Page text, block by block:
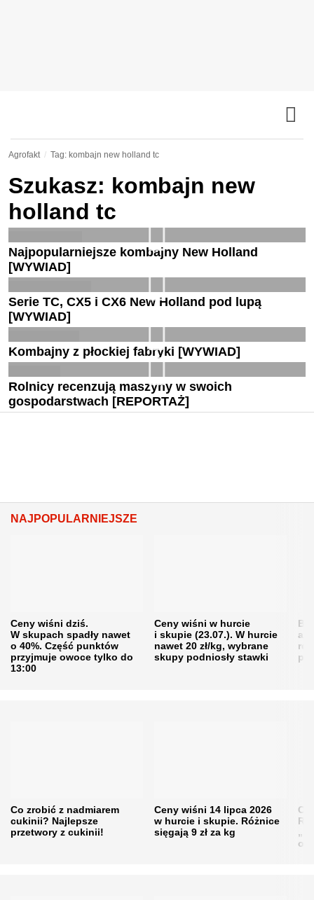
Agrofakt Tag: kombajn new holland tc
Szukasz: kombajn new
holland tc
Najpopularniejsze kombajny New Holland
[WYWIAD]
Serie TC, CX5 i CX6 New Holland pod lupą
[WYWIAD]
Kombajny z płockiej fabryki [WYWIAD]
Rolnicy recenzują maszyny w swoich
gospodarstwach [REPORTAŻ]
NAJPOPULARNIEJSZE
Ceny wiśni dziś.
W skupach spadły nawet
o 40%. Część punktów
przyjmuje owoce tylko do
13:00
Ceny wiśni w hurcie
i skupie (23.07.). W hurcie
nawet 20 zł/kg, wybrane
skupy podniosły stawki
Co zrobić z nadmiarem
cukinii? Najlepsze
przetwory z cukinii!
Ceny wiśni 14 lipca 2026
w hurcie i skupie. Różnice
sięgają 9 zł za kg